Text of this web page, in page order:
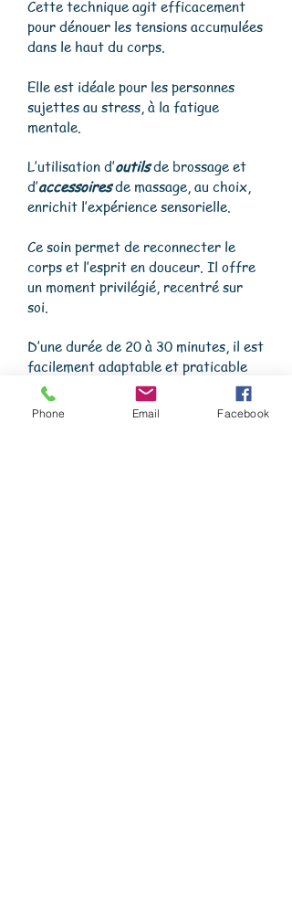
Cette technique agit efficacement
pour dénouer les tensions accumulées
dans le haut du corps.
Elle est idéale pour les personnes
sujettes au stress, à la fatigue
mentale.
L’utilisation d’outilsde brossage et
d’accessoiresde massage, au choix,
enrichit l’expérience sensorielle.
Ce soin permet de reconnecter le
corps et l’esprit en douceur. Il offre
un moment privilégié, recentré sur
soi.
D’une durée de 20 à 30 minutes, il est
facilement adaptable et praticable
en tout lieu sur table ou sur chaise.
Phone Email Facebook